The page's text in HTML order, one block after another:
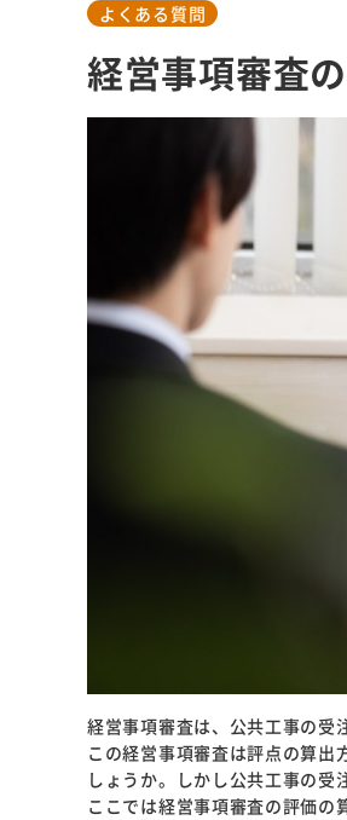
よくある質問
経営事項審査
経営事項審査は、公共工事の受
この経営事項審査は評点の算出
しょうか。しかし公共工事の受
ここでは経営事項審査の評価の